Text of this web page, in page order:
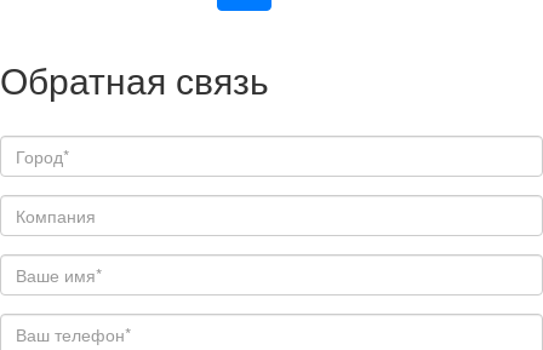
Обратная связь